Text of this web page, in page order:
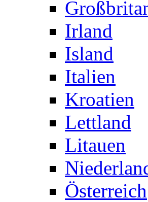
Irland
Island
Italien
Kroatien
Lettland
Litauen
Österreich